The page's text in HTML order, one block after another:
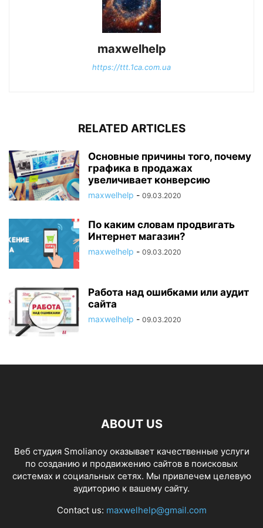
maxwelhelp
https://ttt.1ca.com.ua
RELATED ARTICLES
Основные причины того, почему
графика в продажах
увеличивает конверсию
maxwelhelp - 09.03.2020
По каким словам продвигать
Интернет магазин?
maxwelhelp - 09.03.2020
Работа над ошибками или аудит
сайта
maxwelhelp - 09.03.2020
ABOUT US
Веб студия Smolianoy оказывает качественные услуги
по созданию и продвижению сайтов в поисковых
системах и социальных сетях. Мы привлечем целевую
аудиторию к вашему сайту.
Contact us: maxwelhelp@gmail.com